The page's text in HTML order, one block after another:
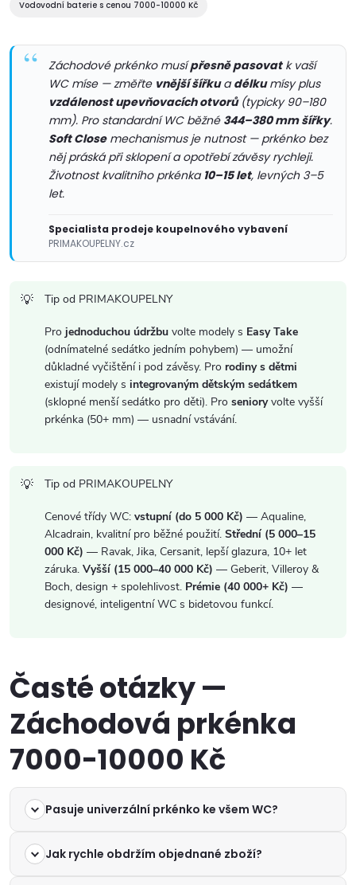
v
i
s
Vodovodní baterie s cenou 7000-10000 Kč
Záchodové prkénko musípřesně pasovatk vaší
WC míse — změřte vnější šířkuadélkumísy plus
vzdálenost upevňovacích otvorů(typicky 90–180
mm). Pro standardní WC běžné 344–380 mm šířky.
Soft Closemechanismus je nutnost — prkénko bez
něj práská při sklopení a opotřebí závěsy rychleji.
Životnost kvalitního prkénka10–15 let, levných 3–5
let.
Specialista prodeje koupelnového vybavení
PRIMAKOUPELNY.cz
Tip od PRIMAKOUPELNY
Pro jednoduchou údržbu volte modely s Easy Take
(odnímatelné sedátko jedním pohybem) — umožní
důkladné vyčištění i pod závěsy. Pro rodiny s dětmi
existují modely s integrovaným dětským sedátkem
(sklopné menší sedátko pro děti). Pro senioryvolte vyšší
prkénka (50+ mm) — usnadní vstávání.
Tip od PRIMAKOUPELNY
Cenové třídy WC: vstupní (do 5 000 Kč) — Aqualine,
Alcadrain, kvalitní pro běžné použití. Střední (5 000–15
000 Kč) — Ravak, Jika, Cersanit, lepší glazura, 10+ let
záruka. Vyšší (15 000–40 000 Kč) — Geberit, Villeroy &
Boch, design + spolehlivost. Prémie (40 000+ Kč) —
designové, inteligentní WC s bidetovou funkcí.
Časté otázky —
Záchodová prkénka
7000-10000 Kč
Pasuje univerzální prkénko ke všem WC?
Jak rychle obdržím objednané zboží?